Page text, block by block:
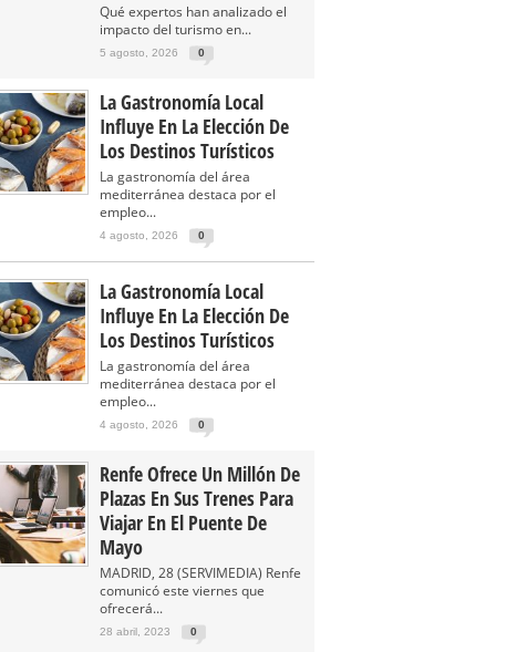
Qué expertos han analizado el
impacto del turismo en...
5 agosto, 2026 0
La Gastronomía Local
Influye En La Elección De
Los Destinos Turísticos
La gastronomía del área
mediterránea destaca por el
empleo...
4 agosto, 2026 0
La Gastronomía Local
Influye En La Elección De
Los Destinos Turísticos
La gastronomía del área
mediterránea destaca por el
empleo...
4 agosto, 2026 0
Renfe Ofrece Un Millón De
Plazas En Sus Trenes Para
Viajar En El Puente De
Mayo
MADRID, 28 (SERVIMEDIA) Renfe
comunicó este viernes que
ofrecerá...
28 abril, 2023 0